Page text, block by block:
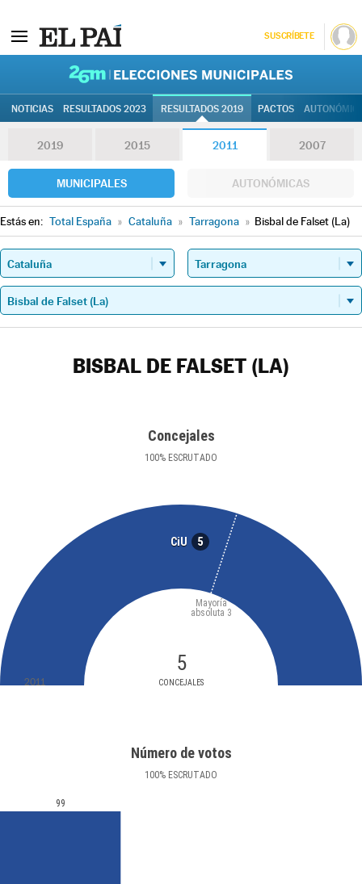
SUSCRÍBETE
NOTICIAS RESULTADOS 2023 RESULTADOS 2019 PACTOS
2019 2015 2011 2007
MUNICIPALES AUTONÓMICAS
Estás en: Total España » Cataluña » Tarragona » Bisbal de Falset (La)
BISBAL DE FALSET (LA)
Concejales
100% ESCRUTADO
CiU 5
5
CONCEJALES
Mayoría
absoluta 3
2011
Número de votos
100% ESCRUTADO
99